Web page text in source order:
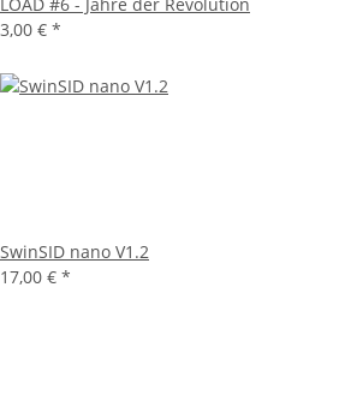
3,00 € *
SwinSID nano V1.2
17,00 € *